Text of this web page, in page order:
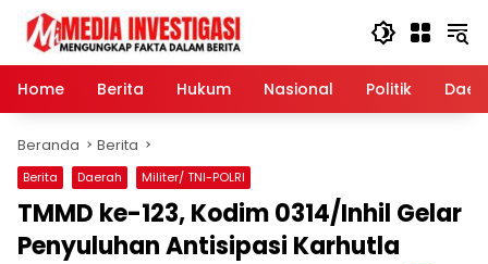
Langsung
konten
Home
Berita Hukum Nasional Politik
Beranda Berita
Berita Daerah Militer/ TNI-POLRI
TMMD ke-123, Kodim 0314/Inhil Gelar
Penyuluhan Antisipasi Karhutla